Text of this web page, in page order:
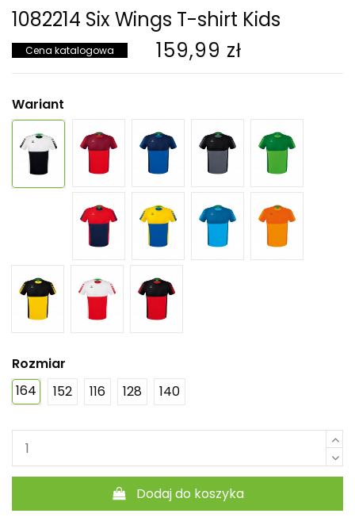
1082214 Six Wings T-shirt Kids
Cena katalogowa 159,99 zł
Wariant
Rozmiar
164
152 116 128 140
Dodaj do koszyka